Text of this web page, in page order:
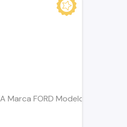
Marca FORD Modelo F150